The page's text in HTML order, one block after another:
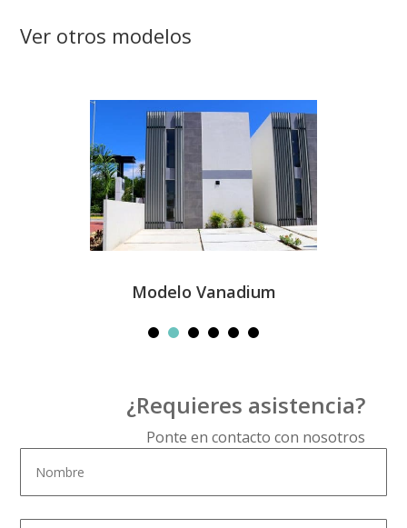
Ver otros modelos
Modelo Vanadium
¿Requieres asistencia?
Ponte en contacto con nosotros